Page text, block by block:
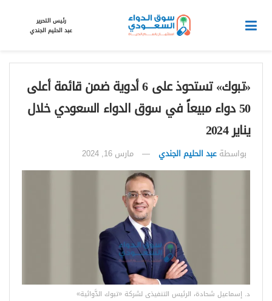
رئيس التحرير
عبد الحليم الجندي
«تبوك» تستحوذ على 6 أدوية ضمن قائمة أعلى
50 دواء مبيعاً في سوق الدواء السعودي خلال
يناير 2024
بواسطة عبد الحليم الجندي مارس 16, 2024
د. إسماعيل شحادة، الرئيس التنفيذى لشركة «تبوك الدَّوائية»